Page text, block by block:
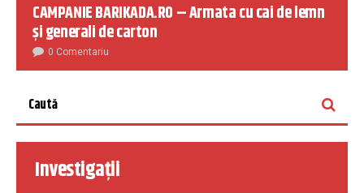
CAMPANIE BARIKADA.RO – Armata cu cai de lemn
și generali de carton
0 Comentariu
Investigații